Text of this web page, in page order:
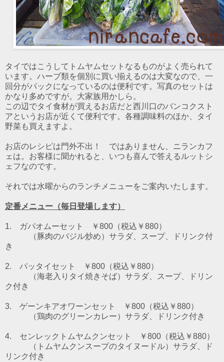
タイではこうしてトムヤムセットなるものがよく売られて
います。ハーブ類を個別に買い揃えるのは大変なので、一
回分がパックになっているのは便利です。写真のセットは
かなり多めですが。大家族用かしら。
この辺でタイ食材が買えるお店だと西川口のバンコクスト
アというお店が近くて便利です。各種調味料のほか、タイ
野菜も買えますよ。
お店のレシピは門外不出！ ではありません、ニランカフ
ェは。お客様に聞かれると、いつも喜んで答えるルットシ
ェフなのです。
それでは水曜からのランチメニューをご案内いたします。
定番メニュー（毎日登場します）
1. ガパオムーセット ￥800（税込￥880）
（豚肉のバジル炒め） サラダ、スープ、ドリンク付
き
2. パッタイセット ￥800（税込￥880）
（海老入りタイ焼きそば） サラダ、スープ、ドリン
ク付き
3. ゲーンキアオワーンセット ￥800（税込￥880）
（鶏肉のグリーンカレー） サラダ、ドリンク付き
4. センレックトムヤムクンセット ￥800（税込￥880）
（トムヤムクンスープのタイヌードル） サラダ、ド
リンク付き